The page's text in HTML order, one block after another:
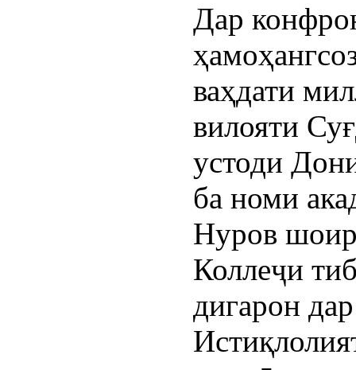
Дар
ваҳдати
вилояти
устоди
ба номи
Нуров
Коллеҷи
дигарон